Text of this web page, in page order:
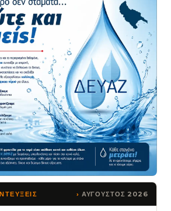
ΑΥΓΟΥΣΤΟΣ 2026